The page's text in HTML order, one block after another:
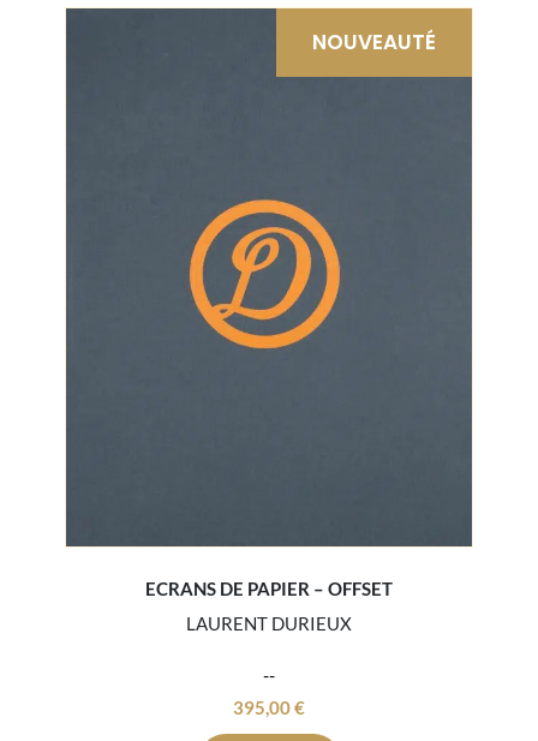
récent
au
plus
NOUVEAUTÉ
ECRANS DE PAPIER – OFFSET
395,00€
LAURENT DURIEUX